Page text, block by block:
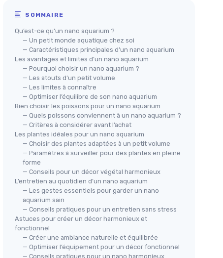
SOMMAIRE
Qu’est-ce qu’un nano aquarium ?
— Un petit monde aquatique chez soi
— Caractéristiques principales d’un nano aquarium
Les avantages et limites d’un nano aquarium
— Pourquoi choisir un nano aquarium ?
— Les atouts d’un petit volume
— Les limites à connaître
— Optimiser l’équilibre de son nano aquarium
Bien choisir les poissons pour un nano aquarium
— Quels poissons conviennent à un nano aquarium ?
— Critères à considérer avant l’achat
Les plantes idéales pour un nano aquarium
— Choisir des plantes adaptées à un petit volume
— Paramètres à surveiller pour des plantes en pleine
forme
— Conseils pour un décor végétal harmonieux
L’entretien au quotidien d’un nano aquarium
— Les gestes essentiels pour garder un nano
aquarium sain
— Conseils pratiques pour un entretien sans stress
Astuces pour créer un décor harmonieux et
fonctionnel
— Créer une ambiance naturelle et équilibrée
— Optimiser l’équipement pour un décor fonctionnel
— Conseils pratiques pour un nano harmonieux